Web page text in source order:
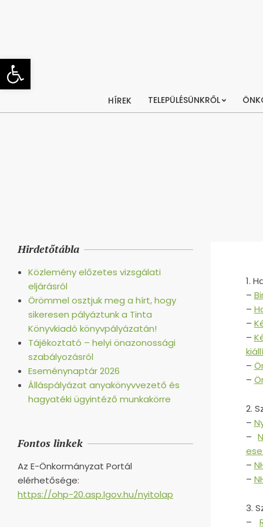
Eszköztár megnyitása
HÍREK TELEPÜLÉSÜNKRŐL
1.
–
–
–
–
–
–
2.
–
–
–
–
3.
–
Hirdetőtábla
Közlemény előzetes vizsgálati
eljárásról
Örömmel osztjuk meg a hírt, hogy
sikeresen pályáztunk a Tinta
Könyvkiadó könyvpályázatán!
Tájékoztató – helyi önazonossági
szabályozásról
Eseménynaptár 2026
Álláspályázat anyakönyvvezető és
hagyatéki ügyintéző munkakörre
Fontos linkek
Az E-Önkormányzat Portál
elérhetősége:
https://ohp-20.asp.lgov.hu/nyitolap